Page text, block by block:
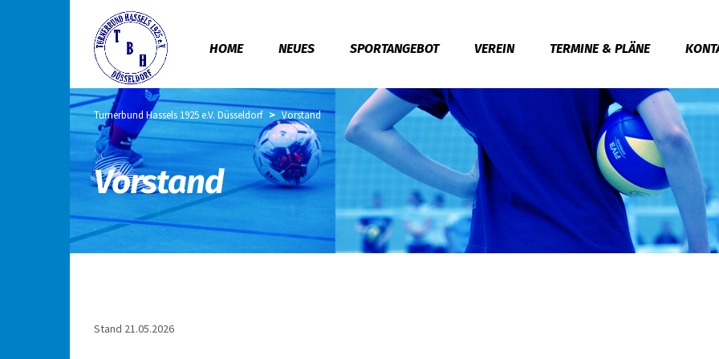
HOME NEUES SPORTANGEBOT VEREIN TERMINE & PLÄNE
Turnerbund Hassels 1925 e.V. Düsseldorf > Vorstand
Vorstand
Stand 21.05.2026